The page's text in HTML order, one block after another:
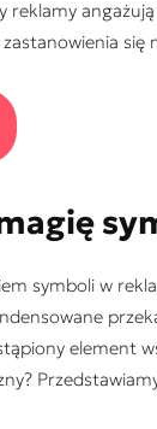
reklamy
symboli w
element